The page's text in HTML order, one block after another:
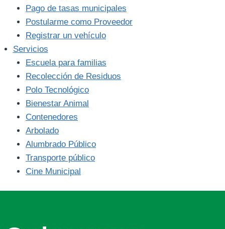
Pago de tasas municipales
Postularme como Proveedor
Registrar un vehículo
Servicios
Escuela para familias
Recolección de Residuos
Polo Tecnológico
Bienestar Animal
Contenedores
Arbolado
Alumbrado Público
Transporte público
Cine Municipal